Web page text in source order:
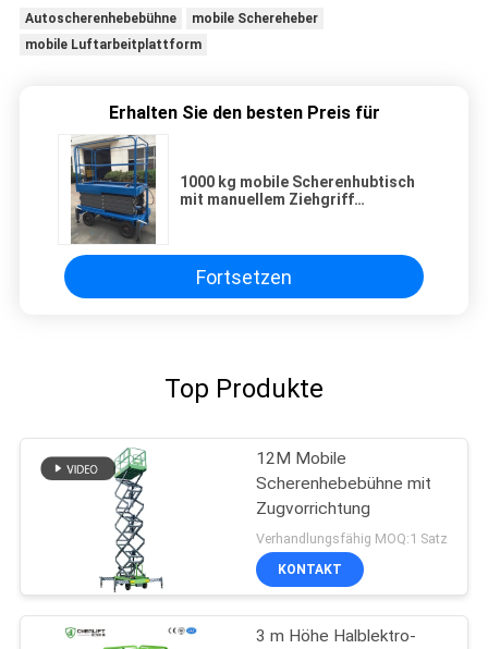
Autoscherenhebebühne
mobile Schereheber
mobile Luftarbeitplattform
Erhalten Sie den besten Preis für
1000 kg mobile Scherenhubtisch
mit manuellem Ziehgriff
Fortsetzen
Top Produkte
12M Mobile
Scherenhebebühne mit
Zugvorrichtung
Verhandlungsfähig MOQ:1 Satz
KONTAKT
3 m Höhe Halblektro-